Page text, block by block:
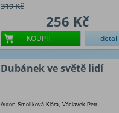
319 Kč
256 Kč
KOUPIT detail
Dubánek ve světě lidí
Autor: Smolíková Klára, Václavek Petr